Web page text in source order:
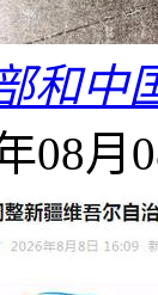
和中
08月